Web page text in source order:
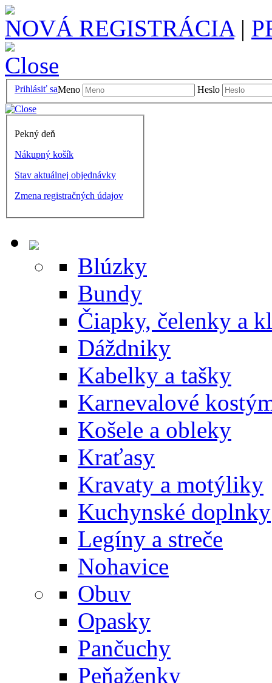
NOVÁ REGISTRÁCIA|
Meno Heslo
Prihlásiť sa
Pekný deň
Nákupný košík
Stav aktuálnej objednávky
Zmena registračných údajov
Blúzky
Bundy
Čiapky, čelenky a
Dáždniky
Kabelky a tašky
Karnevalové
Košele a obleky
Kraťasy
Kravaty a motýliky
Kuchynské doplnky
Legíny a streče
Nohavice
Obuv
Opasky
Pančuchy
Peňaženky